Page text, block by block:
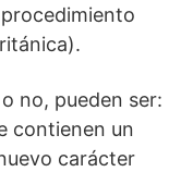
no, pueden ser:
contienen un
carácter